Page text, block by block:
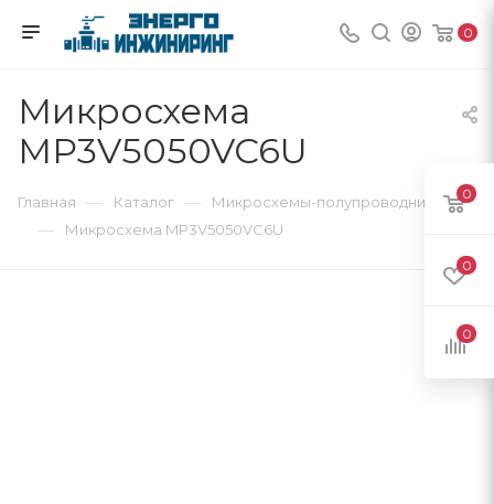
0
Микросхема
MP3V5050VC6U
Главная — Каталог — Микросхемы-полупроводники
— Микросхема MP3V5050VC6U
0
0
0